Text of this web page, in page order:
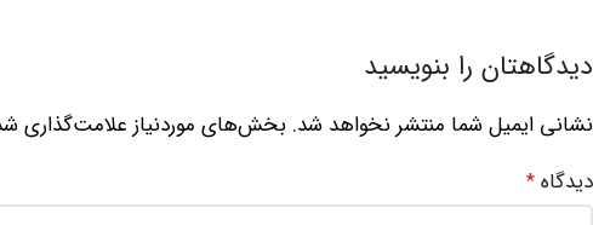
دیدگاهتان را بنویسید
نشانی ایمیل شما منتشر نخواهد شد. بخش‌های موردنیاز علامت‌گذاری
دیدگاه *